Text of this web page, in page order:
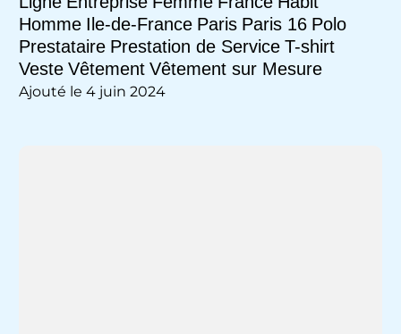
Homme Ile-de-France Paris Paris 16 Polo
Prestataire Prestation de Service T-shirt
Veste Vêtement Vêtement sur Mesure
Ajouté le 4 juin 2024